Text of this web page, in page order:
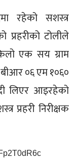
रहेको सशस्त्र
प्रहरीको टोलीले
एक सय ग्राम
०६ एम १०६०
लिएर आइरहेको
प्रहरी निरीक्षक